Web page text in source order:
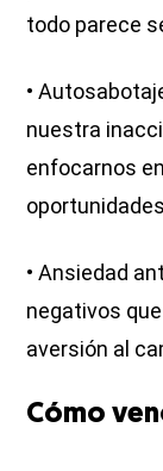
todo parece
•
nuestra
enfocarnos
• Ansiedad
negativos
aversión al
Cómo